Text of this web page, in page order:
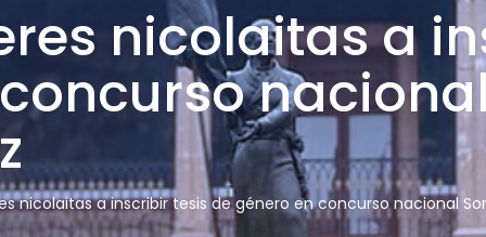
nicolaitas a
nicolaitas a inscribir tesis de género en concurso nacional